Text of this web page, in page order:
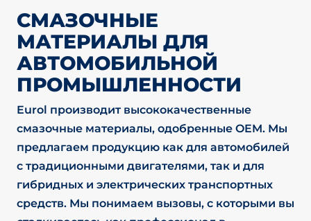
СМАЗОЧНЫЕ
МАТЕРИАЛЫ ДЛЯ
АВТОМОБИЛЬНОЙ
ПРОМЫШЛЕННОСТИ
Eurol производит высококачественные
смазочные материалы, одобренные OEM. Мы
предлагаем продукцию как для автомобилей
с традиционными двигателями, так и для
гибридных и электрических транспортных
средств. Мы понимаем вызовы, с которыми вы